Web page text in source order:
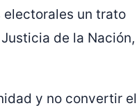
un trato
de la Nación,
y no convertir el